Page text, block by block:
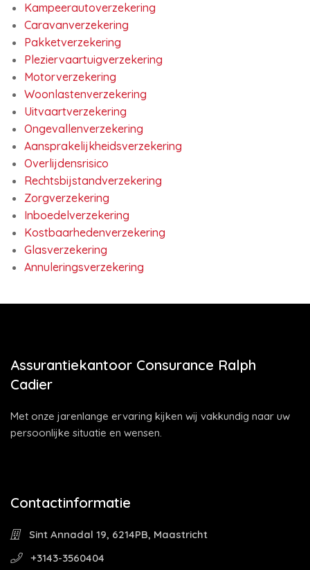
Kampeerautoverzekering
Caravanverzekering
Pakketverzekering
Pleziervaartuigverzekering
Motorverzekering
Woonlastenverzekering
Uitvaartverzekering
Ongevallenverzekering
Aansprakelijkheidsverzekering
Overlijdensrisico
Rechtsbijstandverzekering
Zorgverzekering
Inboedelverzekering
Kostbaarhedenverzekering
Glasverzekering
Annuleringsverzekering
Assurantiekantoor Consurance Ralph
Cadier
Met onze jarenlange ervaring kijken wij vakkundig naar uw
persoonlijke situatie en wensen.
Contactinformatie
Sint Annadal 19, 6214PB, Maastricht
+3143-3560404